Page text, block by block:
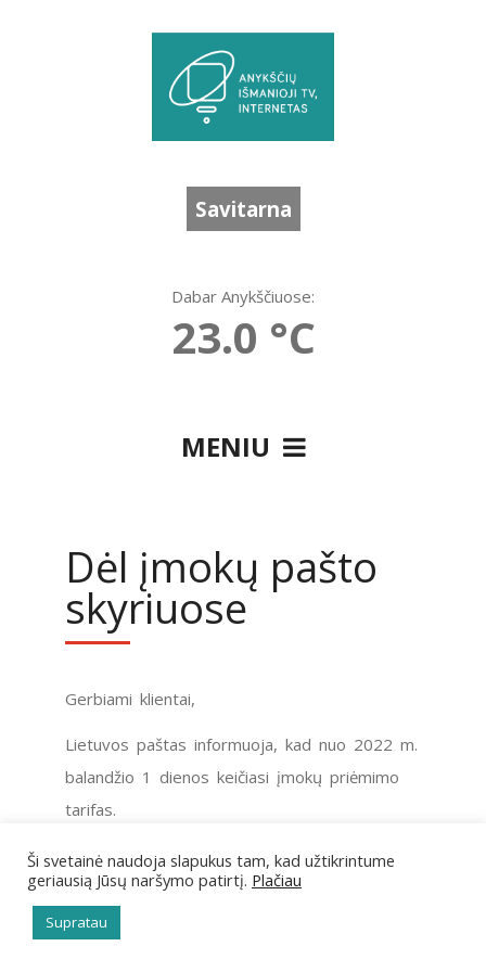
Savitarna
Dabar Anykščiuose:
23.0 °C
MENIU
Dėl įmokų pašto
skyriuose
Gerbiami klientai,
Lietuvos paštas informuoja, kad nuo 2022 m.
balandžio 1 dienos keičiasi įmokų priėmimo
tarifas.
Visose Lietuvos pašto paslaugų teikimo
vietose nuo minėtos datos priimant įmokas
bus taikomas 0,99 Eur įmokos priėmimo
Ši svetainė naudoja slapukus tam, kad užtikrintume
geriausią Jūsų naršymo patirtį. Plačiau
Supratau